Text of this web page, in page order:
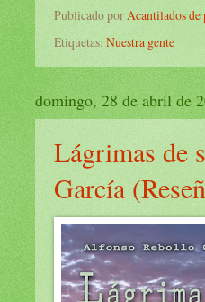
Publicado porAcantilados de
Etiquetas: Nuestra gente
domingo, 28 de abril de
Lágrimas de
García